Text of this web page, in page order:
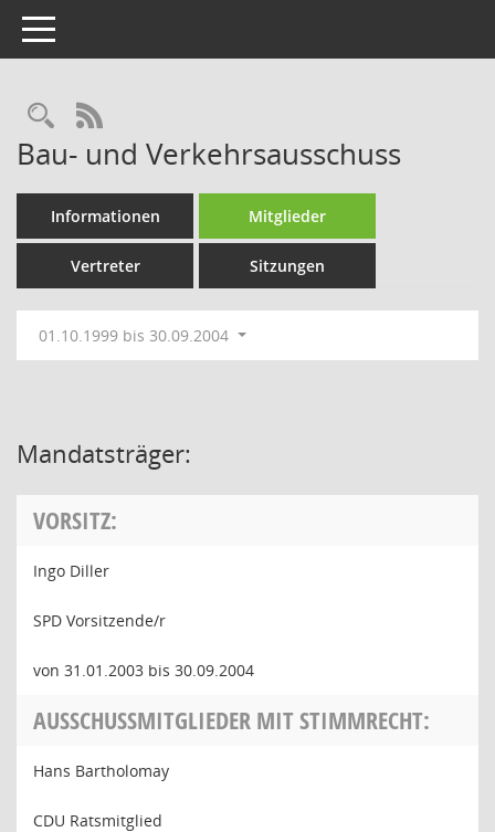
Toggle navigation
Rechercheauswahl
RSS-Feed
Bau- und Verkehrsausschuss
Informationen Mitglieder
Vertreter Sitzungen
01.10.1999 bis 30.09.2004
Mandatsträger:
VORSITZ:
Ingo Diller
SPD Vorsitzende/r
von 31.01.2003 bis 30.09.2004
AUSSCHUSSMITGLIEDER MIT STIMMRECHT:
Hans Bartholomay
CDU Ratsmitglied